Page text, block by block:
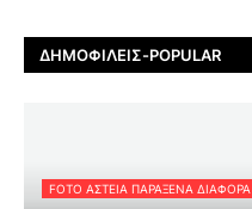
ΔΗΜΟΦΙΛΕΊΣ-POPULAR
FOTO ΑΣΤΕΙΑ ΠΑΡΑΞΕΝΑ ΔΙΑΦΟΡΑ